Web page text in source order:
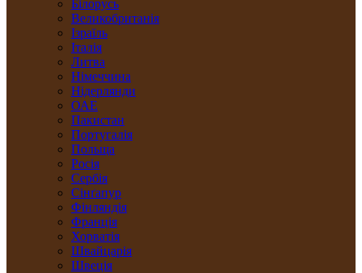
Білорусь
Великобританія
Ізраїль
Італія
Литва
Німеччина
Нідерлянди
ОАЕ
Пакистан
Португалія
Польща
Росія
Сербія
Сінґапур
Фінляндія
Франція
Хорватія
Швайцарія
Швеція